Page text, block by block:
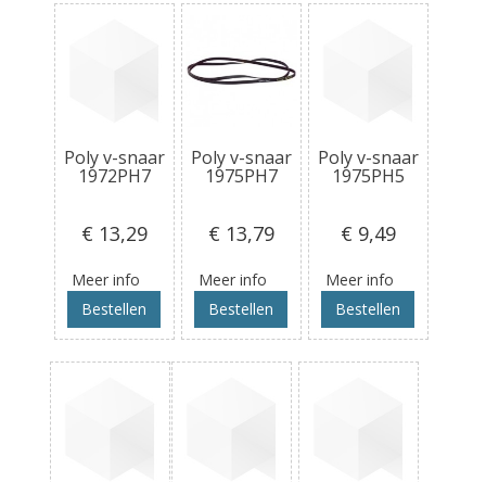
Poly v-snaar
1972PH7
€ 13,29
Meer info
Bestellen
Poly v-snaar
1975PH7
€ 13,79
Meer info
Bestellen
Poly v-snaar
1975PH5
€ 9,49
Meer info
Bestellen